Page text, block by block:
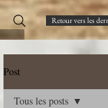
Retour vers les
Post
Tous les posts